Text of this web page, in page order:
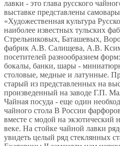
лавки - это глава русского
выставке представлены
«Художественная культура
наиболее известных тульских
Стрельниковых, Баташевых,
фабрик А.В. Салищева, А.В.
посетителей разнообразием
бокалы, банки, шары -
столовые, медные и латунные.
старый из представленных на
произведенный на заводе Г.П.
Чайная посуда - еще один
чайного стола В России
вместе с модой на
веке. На стойке чайной лавки
увидеть целый ряд стеклянных